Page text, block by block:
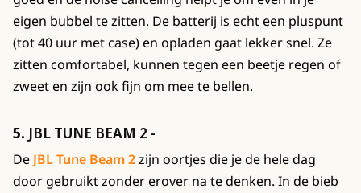
eigen bubbel te zitten. De batterij is echt een pluspunt
(tot 40 uur met case) en opladen gaat lekker snel. Ze
zitten comfortabel, kunnen tegen een beetje regen of
zweet en zijn ook fijn om mee te bellen.
5. JBL TUNE BEAM 2 -
De JBL Tune Beam 2zijn oortjes die je de hele dag
door gebruikt zonder erover na te denken. In de bieb